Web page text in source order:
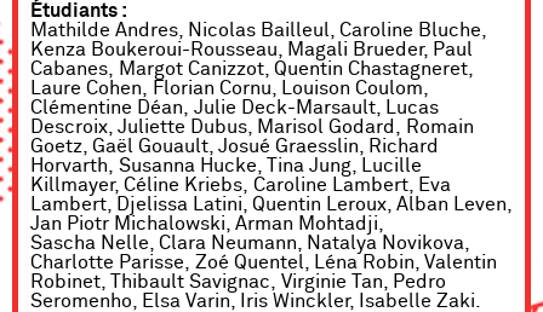
Étudiants :
Mathilde Andres, Nicolas Bailleul, Caroline Bluche,
Kenza Boukeroui-Rousseau, Magali Brueder, Paul
Cabanes, Margot Canizzot, Quentin Chastagneret,
Laure Cohen, Florian Cornu, Louison Coulom,
Clémentine Déan, Julie Deck-Marsault, Lucas
Descroix, Juliette Dubus, Marisol Godard, Romain
Goetz, Gaël Gouault, Josué Graesslin, Richard
Horvarth, Susanna Hucke, Tina Jung, Lucille
Killmayer, Céline Kriebs, Caroline Lambert, Eva
Lambert, Djelissa Latini, Quentin Leroux, Alban Leven,
Jan Piotr Michalowski, Arman Mohtadji,
Sascha Nelle, Clara Neumann, Natalya Novikova,
Charlotte Parisse, Zoé Quentel, Léna Robin, Valentin
Robinet, Thibault Savignac, Virginie Tan, Pedro
Seromenho, Elsa Varin, Iris Winckler, Isabelle Zaki.